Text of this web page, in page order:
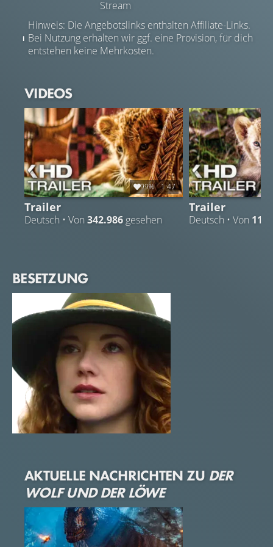
Stream
Hinweis: Die Angebotslinks enthalten Affiliate-Links.
Bei Nutzung erhalten wir ggf. eine Provision, für dich
entstehen keine Mehrkosten.
VIDEOS
99% 1:47
Trailer
Deutsch • Von 342.986 gesehen
Trailer
Deutsch • Von
BESETZUNG
Alma
AKTUELLE NACHRICHTEN ZU DER
WOLF UND DER LÖWE